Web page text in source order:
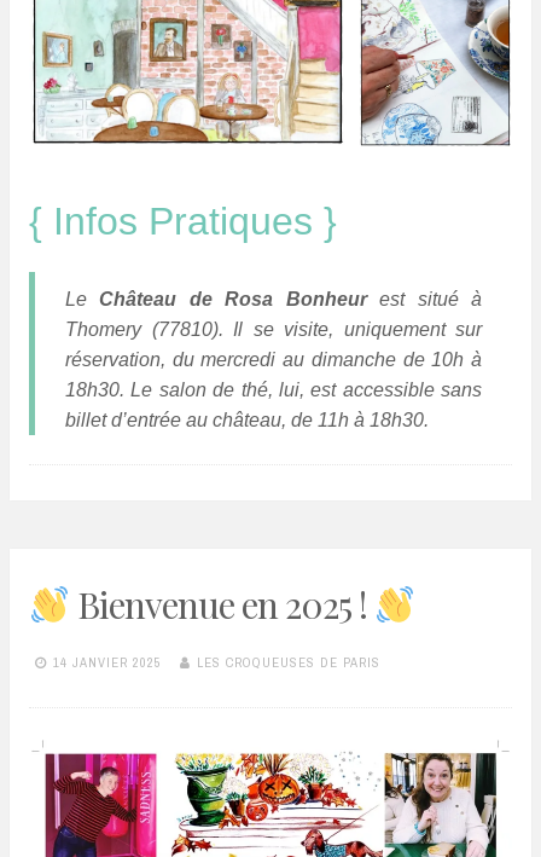
{ Infos Pratiques }
LeChâteau de Rosa Bonheurest situé à
Thomery (77810). Il se visite, uniquement sur
réservation, du mercredi au dimanche de 10h à
18h30. Le salon de thé, lui, est accessible sans
billet d’entrée au château, de 11h à 18h30.
Bienvenue en 2025 !
14 JANVIER 2025 LES CROQUEUSES DE PARIS